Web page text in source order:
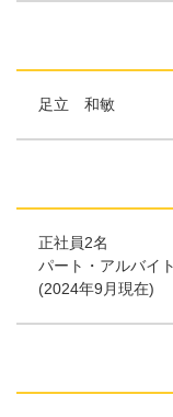
足立 和敏
正社員2名
パート・アルバイ
(2024年9月現在)